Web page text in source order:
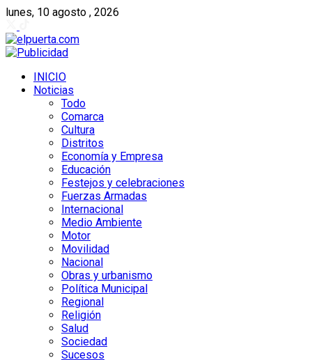
lunes, 10 agosto , 2026
INICIO
Noticias
Todo
Comarca
Cultura
Distritos
Economía y Empresa
Educación
Festejos y celebraciones
Fuerzas Armadas
Internacional
Medio Ambiente
Motor
Movilidad
Nacional
Obras y urbanismo
Política Municipal
Regional
Religión
Salud
Sociedad
Sucesos